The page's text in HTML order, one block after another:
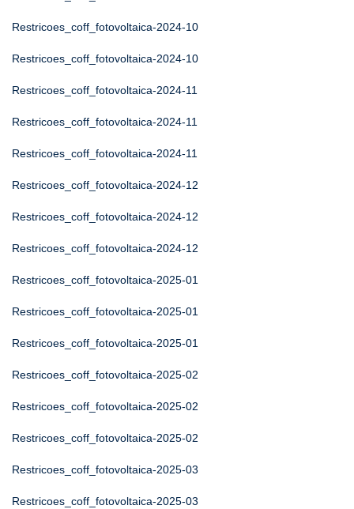
Restricoes_coff_fotovoltaica-2024-10
Restricoes_coff_fotovoltaica-2024-10
Restricoes_coff_fotovoltaica-2024-11
Restricoes_coff_fotovoltaica-2024-11
Restricoes_coff_fotovoltaica-2024-11
Restricoes_coff_fotovoltaica-2024-12
Restricoes_coff_fotovoltaica-2024-12
Restricoes_coff_fotovoltaica-2024-12
Restricoes_coff_fotovoltaica-2025-01
Restricoes_coff_fotovoltaica-2025-01
Restricoes_coff_fotovoltaica-2025-01
Restricoes_coff_fotovoltaica-2025-02
Restricoes_coff_fotovoltaica-2025-02
Restricoes_coff_fotovoltaica-2025-02
Restricoes_coff_fotovoltaica-2025-03
Restricoes_coff_fotovoltaica-2025-03